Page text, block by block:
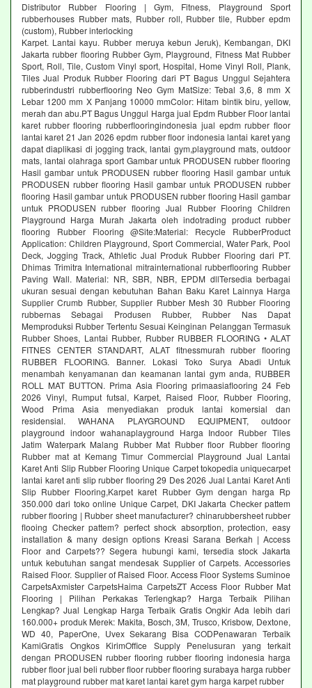
Distributor Rubber Flooring | Gym, Fitness, Playground Sport
rubberhouses Rubber mats, Rubber roll, Rubber tile, Rubber epdm
(custom), Rubber interlocking
Karpet. Lantai kayu. Rubber meruya kebun Jeruk), Kembangan, DKI
Jakarta rubber flooring Rubber Gym, Playground, Fitness Mat Rubber
Sport, Roll, Tile, Custom Vinyl sport, Hospital, Home Vinyl Roll, Plank,
Tiles Jual Produk Rubber Flooring dari PT Bagus Unggul Sejahtera
rubberindustri rubberflooring Neo Gym MatSize: Tebal 3,6, 8 mm X
Lebar 1200 mm X Panjang 10000 mmColor: Hitam bintik biru, yellow,
merah dan abu.PT Bagus Unggul Harga jual Epdm Rubber Floor lantai
karet rubber flooring rubberflooringindonesia jual epdm rubber floor
lantai karet 21 Jan 2026 epdm rubber floor indonesia lantai karet yang
dapat diaplikasi di jogging track, lantai gym,playground mats, outdoor
mats, lantai olahraga sport Gambar untuk PRODUSEN rubber flooring
Hasil gambar untuk PRODUSEN rubber flooring Hasil gambar untuk
PRODUSEN rubber flooring Hasil gambar untuk PRODUSEN rubber
flooring Hasil gambar untuk PRODUSEN rubber flooring Hasil gambar
untuk PRODUSEN rubber flooring Jual Rubber Flooring Children
Playground Harga Murah Jakarta oleh indotrading product rubber
flooring Rubber Flooring @Site:Material: Recycle RubberProduct
Application: Children Playground, Sport Commercial, Water Park, Pool
Deck, Jogging Track, Athletic Jual Produk Rubber Flooring dari PT.
Dhimas Trimitra International mitrainternational rubberflooring Rubber
Paving Wall. Material: NR, SBR, NBR, EPDM dllTersedia berbagai
ukuran sesuai dengan kebutuhan Bahan Baku Karet Lainnya Harga
Supplier Crumb Rubber, Supplier Rubber Mesh 30 Rubber Flooring
rubbernas Sebagai Produsen Rubber, Rubber Nas Dapat
Memproduksi Rubber Tertentu Sesuai Keinginan Pelanggan Termasuk
Rubber Shoes, Lantai Rubber, Rubber RUBBER FLOORING • ALAT
FITNES CENTER STANDART, ALAT fitnessmurah rubber flooring
RUBBER FLOORING. Banner. Lokasi Toko Surya Abadi Untuk
menambah kenyamanan dan keamanan lantai gym anda, RUBBER
ROLL MAT BUTTON. Prima Asia Flooring primaasiaflooring 24 Feb
2026 Vinyl, Rumput futsal, Karpet, Raised Floor, Rubber Flooring,
Wood Prima Asia menyediakan produk lantai komersial dan
residensial. WAHANA PLAYGROUND EQUIPMENT, outdoor
playground indoor wahanaplayground Harga Indoor Rubber Tiles
Jatim Waterpark Malang Rubber Mat Rubber floor Rubber flooring
Rubber mat at Kemang Timur Commercial Playground Jual Lantai
Karet Anti Slip Rubber Flooring Unique Carpet tokopedia uniquecarpet
lantai karet anti slip rubber flooring 29 Des 2026 Jual Lantai Karet Anti
Slip Rubber Flooring,Karpet karet Rubber Gym dengan harga Rp
350.000 dari toko online Unique Carpet, DKI Jakarta Checker pattem
rubber flooring | Rubber sheet manufacturer? chinarubbersheet rubber
flooing Checker pattem? perfect shock absorption, protection, easy
installation & many design options Kreasi Sarana Berkah | Access
Floor and Carpets?? Segera hubungi kami, tersedia stock Jakarta
untuk kebutuhan sangat mendesak Supplier of Carpets. Accessories
Raised Floor. Supplier of Raised Floor. Access Floor Systems Suminoe
CarpetsAxmister CarpetsHaima CarpetsZT Access Floor Rubber Mat
Flooring | Pilihan Perkakas Terlengkap? Harga Terbaik Pilihan
Lengkap? Jual Lengkap Harga Terbaik Gratis Ongkir Ada lebih dari
160.000+ produk Merek: Makita, Bosch, 3M, Trusco, Krisbow, Dextone,
WD 40, PaperOne, Uvex Sekarang Bisa CODPenawaran Terbaik
KamiGratis Ongkos KirimOffice Supply Penelusuran yang terkait
dengan PRODUSEN rubber flooring rubber flooring indonesia harga
rubber floor jual beli rubber floor rubber flooring surabaya harga rubber
mat playground rubber mat karet lantai karet gym harga karpet rubber